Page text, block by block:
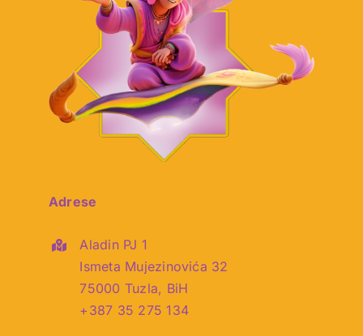
Adrese
Aladin PJ 1
Ismeta Mujezinovića 32
75000 Tuzla, BiH
+387 35 275 134